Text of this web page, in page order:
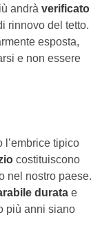
andrà verificato
rinnovo del tetto.
esposta,
e non essere
l’embrice tipico
costituiscono
nel nostro paese.
durata e
più anni siano